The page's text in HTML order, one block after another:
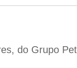
do Grupo